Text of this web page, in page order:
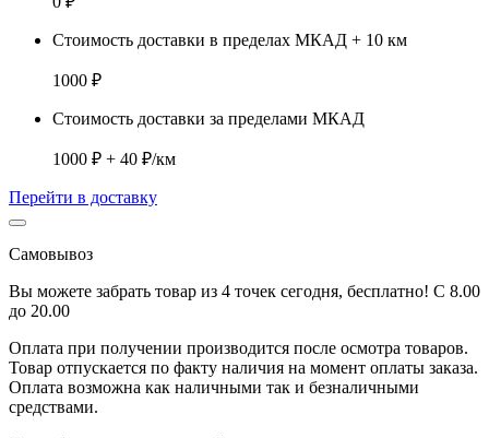
Стоимость доставки в пределах МКАД + 10 км
1000 ₽
Стоимость доставки за пределами МКАД
1000 ₽ + 40 ₽/км
Перейти в доставку
Самовывоз
Вы можете забрать товар из 4 точек сегодня, бесплатно! С 8.00
до 20.00
Оплата при получении производится после осмотра товаров.
Товар отпускается по факту наличия на момент оплаты заказа.
Оплата возможна как наличными так и безналичными
средствами.